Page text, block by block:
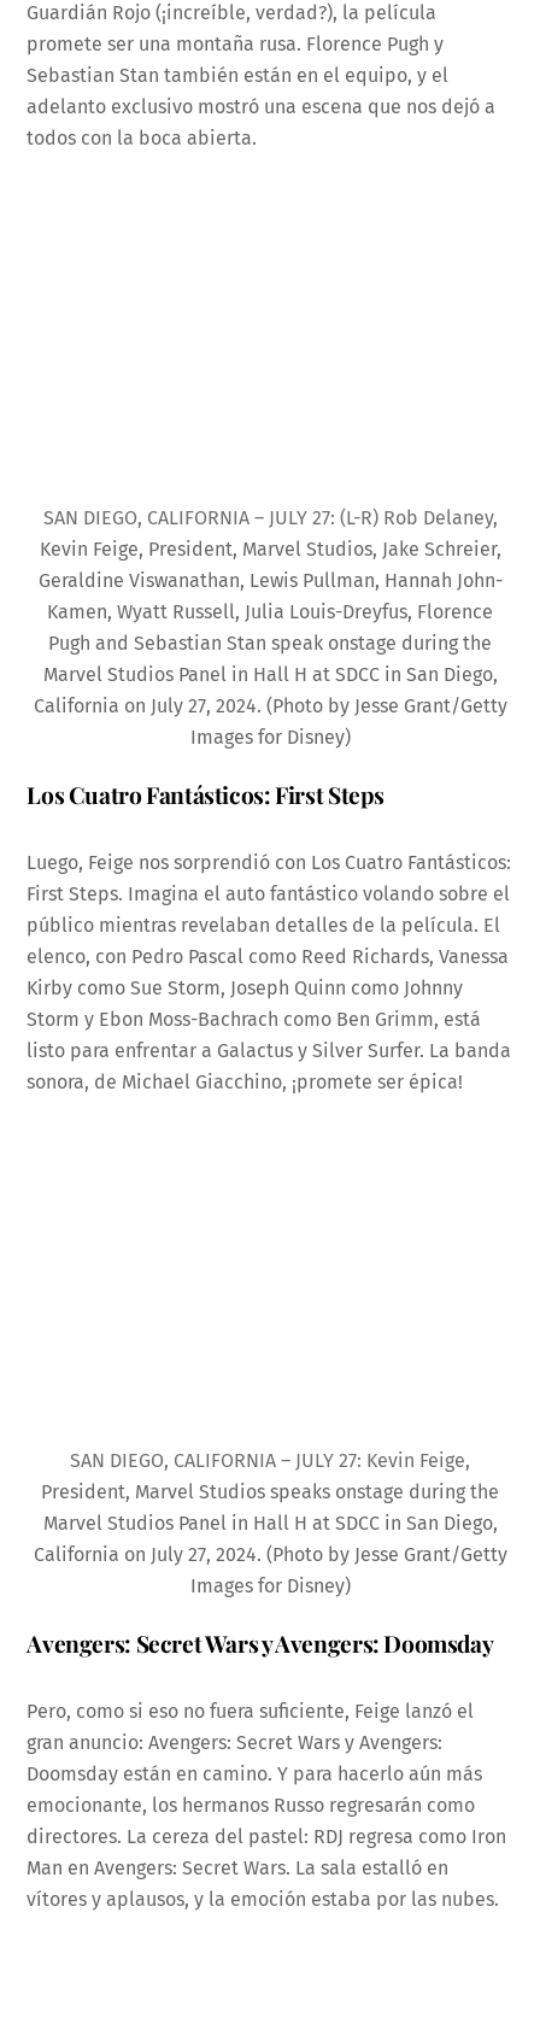
Guardián Rojo (¡increíble, verdad?), la película
promete ser una montaña rusa. Florence Pugh y
Sebastian Stan también están en el equipo, y el
adelanto exclusivo mostró una escena que nos dejó a
todos con la boca abierta.
SAN DIEGO, CALIFORNIA – JULY 27: (L-R) Rob Delaney,
Kevin Feige, President, Marvel Studios, Jake Schreier,
Geraldine Viswanathan, Lewis Pullman, Hannah John-
Kamen, Wyatt Russell, Julia Louis-Dreyfus, Florence
Pugh and Sebastian Stan speak onstage during the
Marvel Studios Panel in Hall H at SDCC in San Diego,
California on July 27, 2024. (Photo by Jesse Grant/Getty
Images for Disney)
Los Cuatro Fantásticos: First Steps
Luego, Feige nos sorprendió con Los Cuatro Fantásticos:
First Steps. Imagina el auto fantástico volando sobre el
público mientras revelaban detalles de la película. El
elenco, con Pedro Pascal como Reed Richards, Vanessa
Kirby como Sue Storm, Joseph Quinn como Johnny
Storm y Ebon Moss-Bachrach como Ben Grimm, está
listo para enfrentar a Galactus y Silver Surfer. La banda
sonora, de Michael Giacchino, ¡promete ser épica!
SAN DIEGO, CALIFORNIA – JULY 27: Kevin Feige,
President, Marvel Studios speaks onstage during the
Marvel Studios Panel in Hall H at SDCC in San Diego,
California on July 27, 2024. (Photo by Jesse Grant/Getty
Images for Disney)
Avengers: Secret Wars y Avengers: Doomsday
Pero, como si eso no fuera suficiente, Feige lanzó el
gran anuncio: Avengers: Secret Wars y Avengers:
Doomsday están en camino. Y para hacerlo aún más
emocionante, los hermanos Russo regresarán como
directores. La cereza del pastel: RDJ regresa como Iron
Man en Avengers: Secret Wars. La sala estalló en
vítores y aplausos, y la emoción estaba por las nubes.